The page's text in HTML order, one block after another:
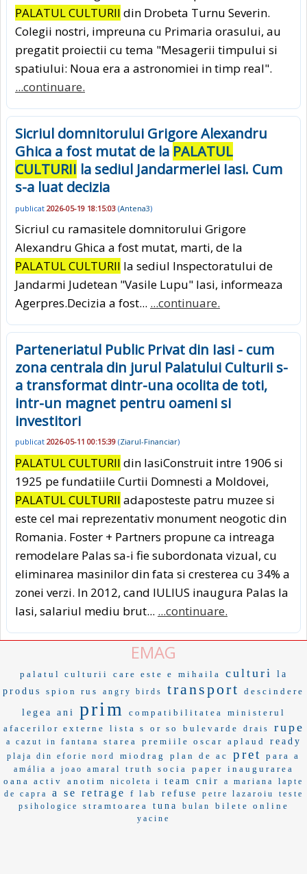
PALATUL CULTURII din Drobeta Turnu Severin.
Colegii nostri, impreuna cu Primaria orasului, au
pregatit proiectii cu tema "Mesagerii timpului si
spatiului: Noua era a astronomiei in timp real".
...continuare.
Sicriul domnitorului Grigore Alexandru
Ghica a fost mutat de la PALATUL
CULTURII la sediul Jandarmeriei Iasi. Cum
s-a luat decizia
publicat 2026-05-19 18:15:03 (Antena3)
Sicriul cu ramasitele domnitorului Grigore
Alexandru Ghica a fost mutat, marti, de la
PALATUL CULTURII la sediul Inspectoratului de
Jandarmi Judetean "Vasile Lupu" Iasi, informeaza
Agerpres.Decizia a fost... ...continuare.
Parteneriatul Public Privat din Iasi - cum
zona centrala din jurul Palatului Culturii s-
a transformat dintr-una ocolita de toti,
intr-un magnet pentru oameni si
investitori
publicat 2026-05-11 00:15:39 (Ziarul-Financiar)
PALATUL CULTURII din IasiConstruit intre 1906 si
1925 pe fundatiile Curtii Domnesti a Moldovei,
PALATUL CULTURII adaposteste patru muzee si
este cel mai reprezentativ monument neogotic din
Romania. Foster + Partners propune ca intreaga
remodelare Palas sa-i fie subordonata vizual, cu
eliminarea masinilor din fata si cresterea cu 34% a
zonei verzi. In 2012, cand IULIUS inaugura Palas la
Iasi, salariul mediu brut... ...continuare.
EMAG
palatul culturii care este e mihaila culturi
la
produs
spion rus angry birds transport descindere
legea ani prim compatibilitatea
ministerul
afacerilor externe
lista s or so bulevarde drais rupe
a cazut in fantana starea premiile oscar aplaud ready
plaja din eforie nord miodrag plan de ac pret para a
amália a joao amaral truth socia paper inaugurarea
oana activ
anotim nicoleta i team cnir a mariana
lapte
de capra
a se retrage f lab refuse petre lazaroiu
teste
psihologice
stramtoarea tuna bulan bilete online
yacine